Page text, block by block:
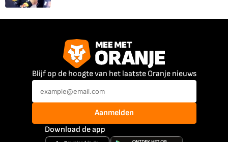
Blijf op de hoogte van het laatste Oranje nieuws
Aanmelden
Download de app